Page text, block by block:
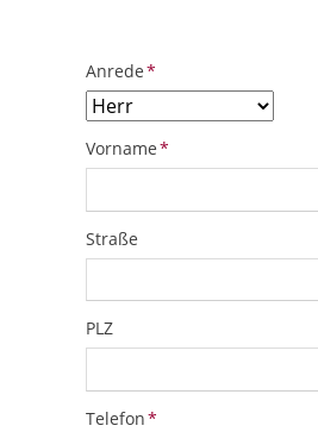
Pflichtfeld
Anrede*
Pflichtfeld
Vorname*
Straße
PLZ
Pflichtfeld
Telefon*